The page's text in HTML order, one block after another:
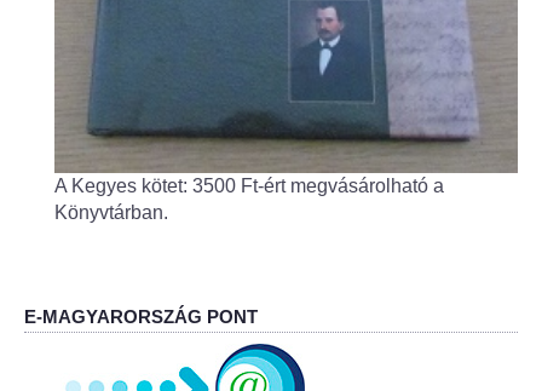
Kultúra
IKSZT - Integrált Közösségi és Szolgáltató Tér
Rendezvényház
Könyvtár
Körzeti megbízott
HIRDETMÉNYEK
A Kegyes kötet: 3500 Ft-ért megvásárolható a
Könyvtárban.
E-MAGYARORSZÁG PONT